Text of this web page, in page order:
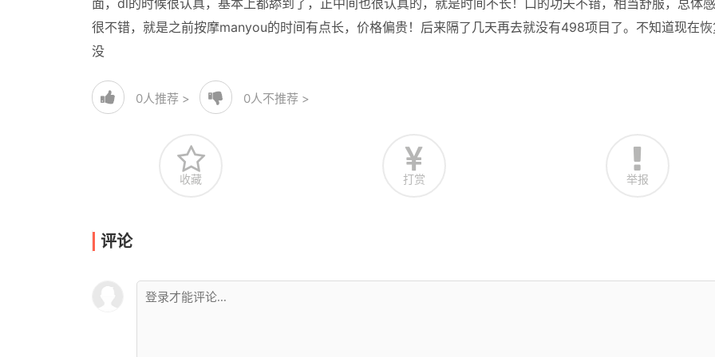
面，dl的时候很认真，基本上都舔到了，正中间也很认真的，就是时间不长！口的功夫不错，相当舒服，总体
很不错，就是之前按摩manyou的时间有点长，价格偏贵！后来隔了几天再去就没有498项目了。不知道现在恢
没
0人推荐 > 0人不推荐 >
收藏 打赏 举报
评论